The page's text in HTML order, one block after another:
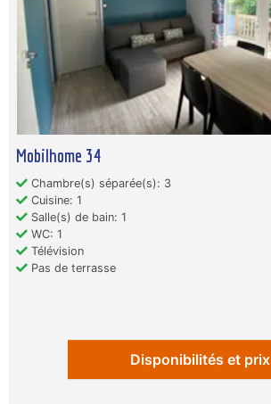
Mobilhome 34
Chambre(s) séparée(s): 3
Cuisine: 1
Salle(s) de bain: 1
WC: 1
Télévision
Pas de terrasse
Disponibilités et prix